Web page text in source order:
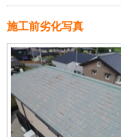
施工前劣化写真